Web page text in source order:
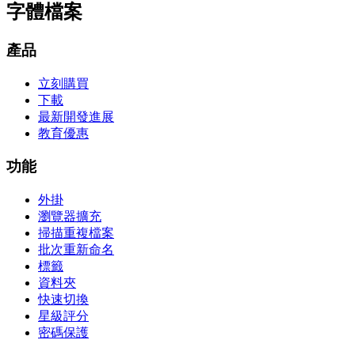
字體檔案
產品
立刻購買
下載
最新開發進展
教育優惠
功能
外掛
瀏覽器擴充
掃描重複檔案
批次重新命名
標籤
資料夾
快速切換
星級評分
密碼保護